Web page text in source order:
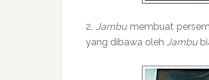
2.Jambu membuat
yang dibawa oleh Jambu